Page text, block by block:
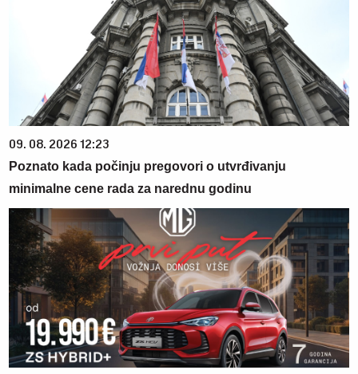
09. 08. 2026 12:23
Poznato kada počinju pregovori o utvrđivanju
minimalne cene rada za narednu godinu